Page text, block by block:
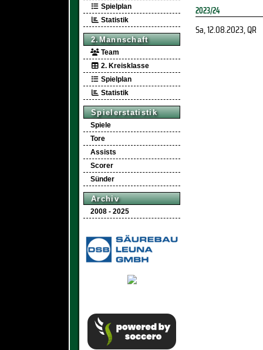
Spielplan
Statistik
2.Mannschaft
Team
2. Kreisklasse
Spielplan
Statistik
Spielerstatistik
Spiele
Tore
Assists
Scorer
Sünder
Archiv
2008 - 2025
2023/24
Sa, 12.08.2023, QR